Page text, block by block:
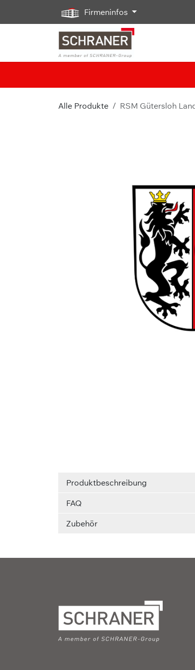
Zum Inhalt springen
Firmeninfos
Alle Produkte RSM Gütersloh
Produktbeschreibung
FAQ
Zubehör